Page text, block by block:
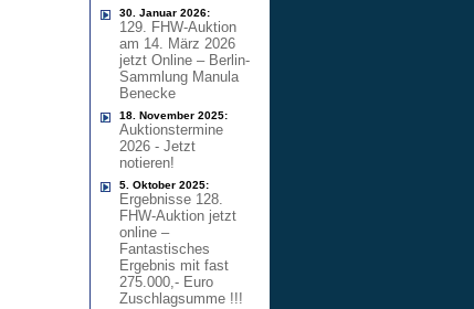
30. Januar 2026:
129. FHW-Auktion
am 14. März 2026
jetzt Online – Berlin-
Sammlung Manula
Benecke
18. November 2025:
Auktionstermine
2026 - Jetzt
notieren!
5. Oktober 2025:
Ergebnisse 128.
FHW-Auktion jetzt
online –
Fantastisches
Ergebnis mit fast
275.000,- Euro
Zuschlagsumme !!!